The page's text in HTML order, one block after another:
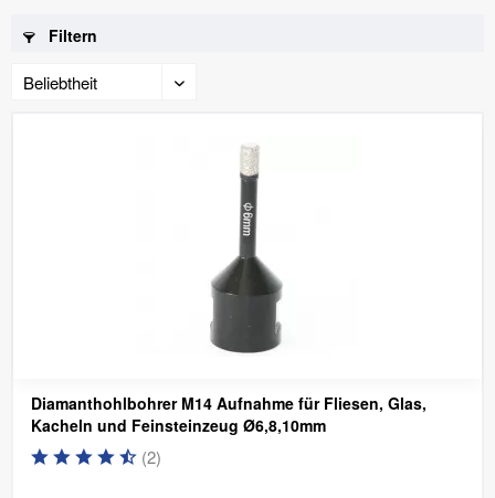
Filtern
Diamanthohlbohrer M14 Aufnahme für Fliesen, Glas,
Kacheln und FeinsteinzeugØ6,8,10mm
(2)